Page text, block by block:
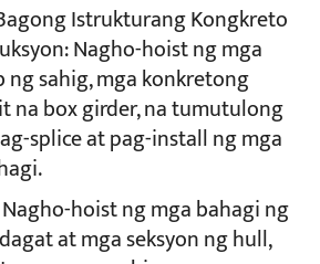
Istrukturang Kongkreto
Nagho-hoist ng mga
ng sahig, mga konkretong
na box girder, na tumutulong
splice at pag-install ng mga
hoist ng mga bahagi ng
at mga seksyon ng hull,